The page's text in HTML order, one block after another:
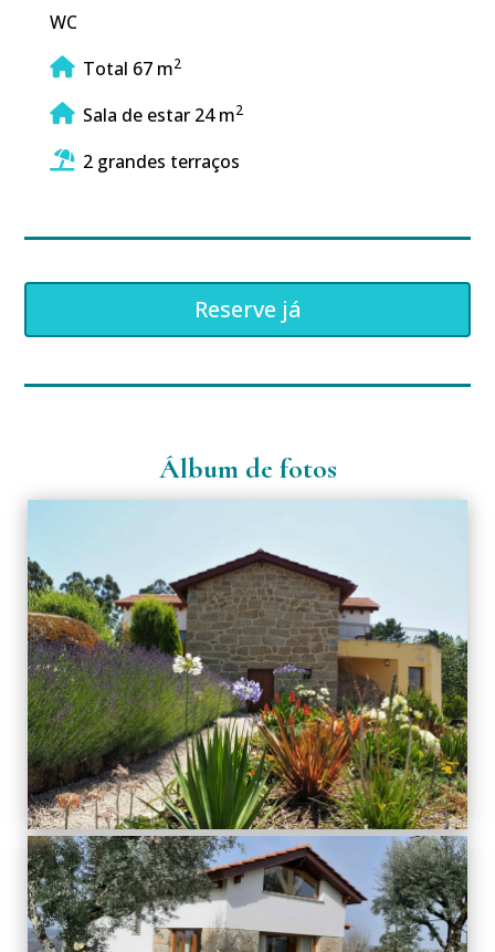
WC
Total 67 m2
Sala de estar 24 m2
2 grandes terraços
Reserve já
Álbum de fotos